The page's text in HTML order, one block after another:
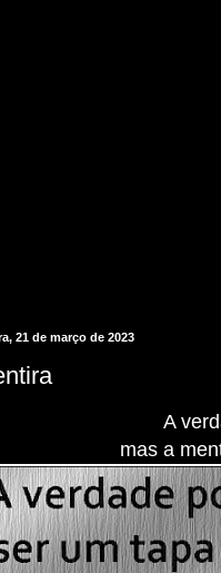
21 de março de 2023
A
mas a